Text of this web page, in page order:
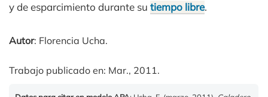
y de esparcimiento durante su tiempo libre.
Autor: Florencia Ucha.
Trabajo publicado en: Mar., 2011.